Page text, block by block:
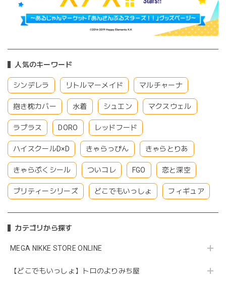
人気のキーワード
シンデレラ リトルマーメイド マルチャーナ
抱き枕カバー 水着 シュエン マクスウェル
ラプラス DORO レッドフード
ハイスクールD×D きゃらっぴん きゃらとりあ
きゃらぷくシール ついコレ FGO 恋と深空
プリティーシリーズ どこでもいっしょ フィギュア
カテゴリから探す
MEGA NIKKE STORE ONLINE
【どこでもいっしょ】トロのよりみち屋